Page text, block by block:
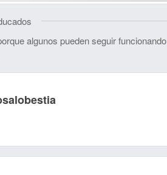
algunos pueden seguir funcionando